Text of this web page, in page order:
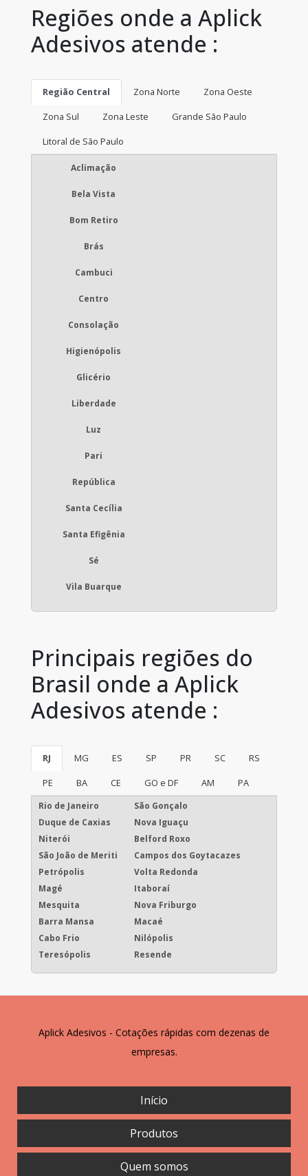
Regiões onde a Aplick
Adesivos atende :
Região Central Zona Norte
Zona Oeste
Zona Sul
Zona Leste
Grande São Paulo
Litoral de São Paulo
Aclimação
Bela Vista
Bom Retiro
Brás
Cambuci
Centro
Consolação
Higienópolis
Glicério
Liberdade
Luz
Pari
República
Santa Cecília
Santa Efigênia
Sé
Vila Buarque
Principais regiões do
Brasil onde a Aplick
Adesivos atende :
RJ MG ES SP PR SC
RS
PE
BA CE GO e DF AM PA
Rio de Janeiro
São Gonçalo
Duque de Caxias
Nova Iguaçu
Niterói
Belford Roxo
São João de Meriti
Campos dos Goytacazes
Petrópolis
Volta Redonda
Magé
Itaboraí
Mesquita
Nova Friburgo
Barra Mansa
Macaé
Cabo Frio
Nilópolis
Teresópolis
Resende
Aplick Adesivos - Cotações rápidas com dezenas de
empresas.
Início
Produtos
Quem somos